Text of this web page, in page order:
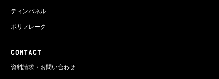
ティンパネル
ポリフレーク
CONTACT
資料請求・お問い合わせ